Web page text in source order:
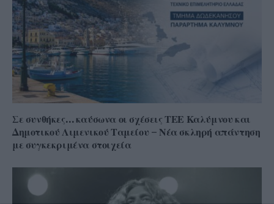
Σε συνθήκες… καύσωνα οι σχέσεις ΤΕΕ Καλύμνου και
Δημοτικού Λιμενικού Ταμείου – Νέα σκληρή απάντηση
με συγκεκριμένα στοιχεία